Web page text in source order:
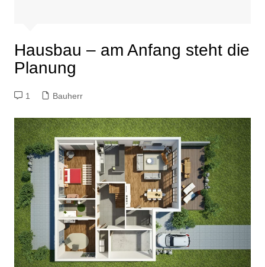
Hausbau – am Anfang steht die
Planung
1 Bauherr